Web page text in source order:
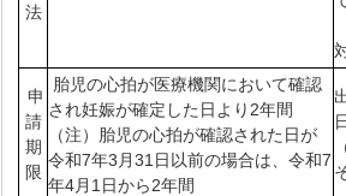
法
申
請
期
限
胎児の心拍が医療機関において確認
され妊娠が確定した日より2年間
（注）胎児の心拍が確認された日が
令和7年3月31日以前の場合は、令和7
年4月1日から2年間